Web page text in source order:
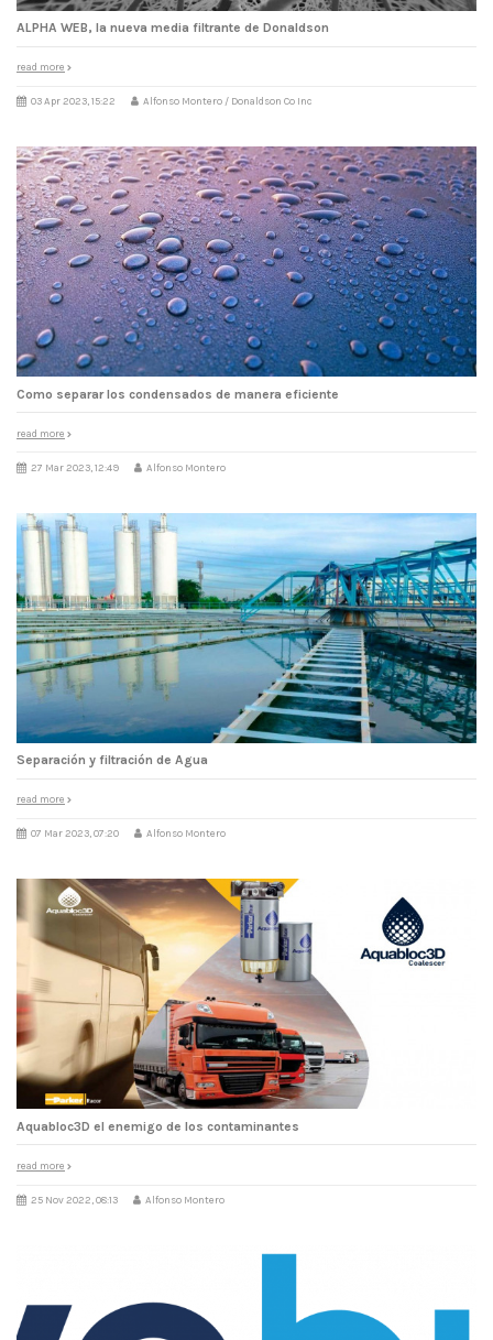
ALPHA WEB, la nueva media filtrante de Donaldson
read more
03 Apr 2023, 15:22 Alfonso Montero / Donaldson Co Inc
Como separar los condensados de manera eficiente
read more
27 Mar 2023, 12:49 Alfonso Montero
Separación y filtración de Agua
read more
07 Mar 2023, 07:20 Alfonso Montero
Aquabloc3D el enemigo de los contaminantes
read more
25 Nov 2022, 08:13 Alfonso Montero